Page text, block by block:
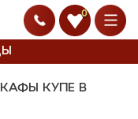
0
КУПЕ В